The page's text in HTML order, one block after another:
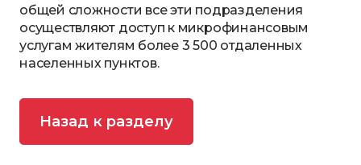
общей сложности все эти подразделения
осуществляют доступ к микрофинансовым
услугам жителям более 3 500 отдаленных
населенных пунктов.
Назад к разделу